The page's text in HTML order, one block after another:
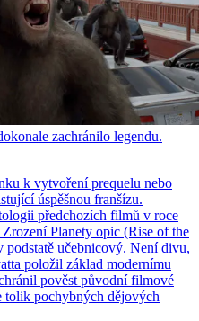
zachránilo legendu.
k vytvoření prequelu nebo
úspěšnou franšízu.
předchozích filmů v roce
Planety opic (Rise of the
podstatě učebnicový. Není divu,
položil základ modernímu
pověst původní filmové
tolik pochybných dějových